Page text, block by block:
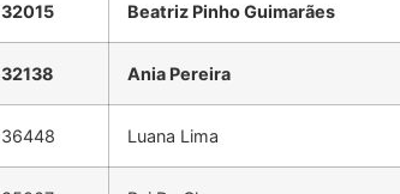
32015 Beatriz Pinho Guimarães
32138 Ania Pereira
36448 Luana Lima